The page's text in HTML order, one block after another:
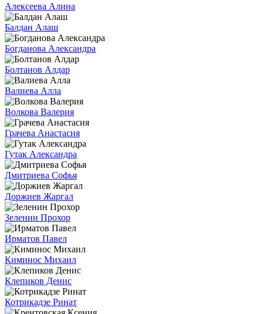
Алексеева Алина
Балдан Алаш
Богданова Александра
Болтанов Алдар
Валиева Алла
Волкова Валерия
Грачева Анастасия
Гутак Александра
Дмитриева Софья
Доржиев Жаргал
Зеленин Прохор
Ирматов Павел
Киминос Михаил
Клепиков Денис
Котрикадзе Ринат